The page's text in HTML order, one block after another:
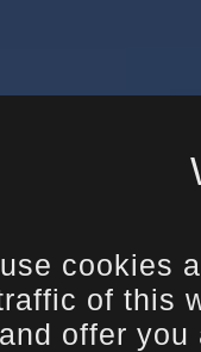
cookies
of this
and offer